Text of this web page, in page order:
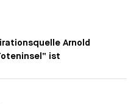
Arnold
ist